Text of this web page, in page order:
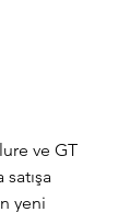
ve GT
yeni